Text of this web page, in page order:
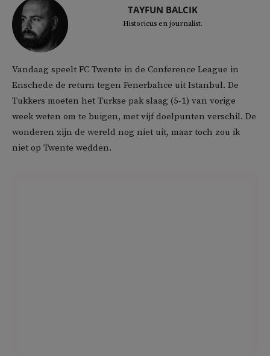
TAYFUN BALCIK
Historicus en journalist.
Vandaag speelt FC Twente in de Conference League in
Enschede de return tegen Fenerbahce uit Istanbul. De
Tukkers moeten het Turkse pak slaag (5-1) van vorige
week weten om te buigen, met vijf doelpunten verschil. De
wonderen zijn de wereld nog niet uit, maar toch zou ik
niet op Twente wedden.